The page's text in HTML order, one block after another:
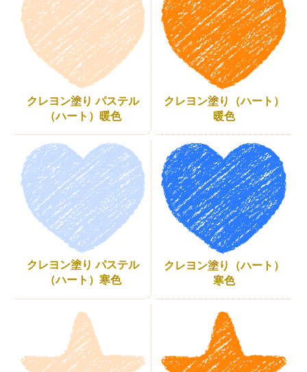
クレヨン塗り パステル
（ハート）暖色
クレヨン塗り（ハート）
暖色
クレヨン塗り パステル
（ハート）寒色
クレヨン塗り（ハート）
寒色